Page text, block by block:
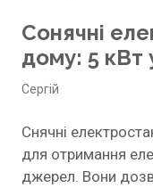
Сонячні
дому: 5 кВт
Сергій
Снячні
для отримання
джерел. Вони